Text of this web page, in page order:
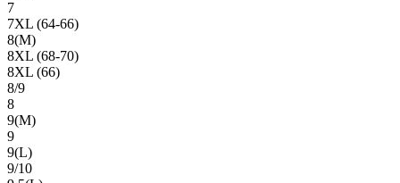
7
7XL (64-66)
8(М)
8XL (68-70)
8XL (66)
8/9
8
9(М)
9
9(L)
9/10